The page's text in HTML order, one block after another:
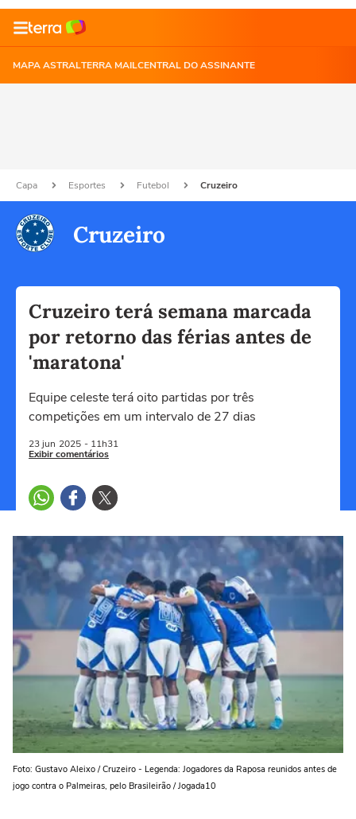
MAPA ASTRALTERRA MAILCENTRAL DO ASSINANTE
Capa Esportes Futebol Cruzeiro
Cruzeiro
Cruzeiro terá semana marcada
por retorno das férias antes de
'maratona'
Equipe celeste terá oito partidas por três
competições em um intervalo de 27 dias
23 jun 2025 - 11h31
Exibir comentários
Foto: Gustavo Aleixo / Cruzeiro - Legenda: Jogadores da Raposa reunidos antes de
jogo contra o Palmeiras, pelo Brasileirão / Jogada10